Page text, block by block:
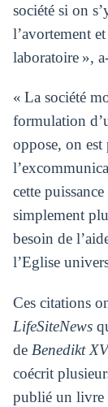
société si on
l’avortement
laboratoire »,
« La société
formulation
oppose, on
cette
simplement
besoin de
l’Eglise
Ces citations
LifeSiteNews
de Benedikt
coécrit
publié un livre